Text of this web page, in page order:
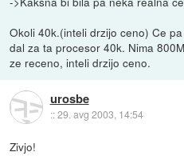
Okoli 40k.(inteli drzijo ceno) Ce
dal za ta procesor 40k. Nima
ze receno, inteli drzijo ceno.
urosbe
::29. avg 2003, 14:54
Zivjo!